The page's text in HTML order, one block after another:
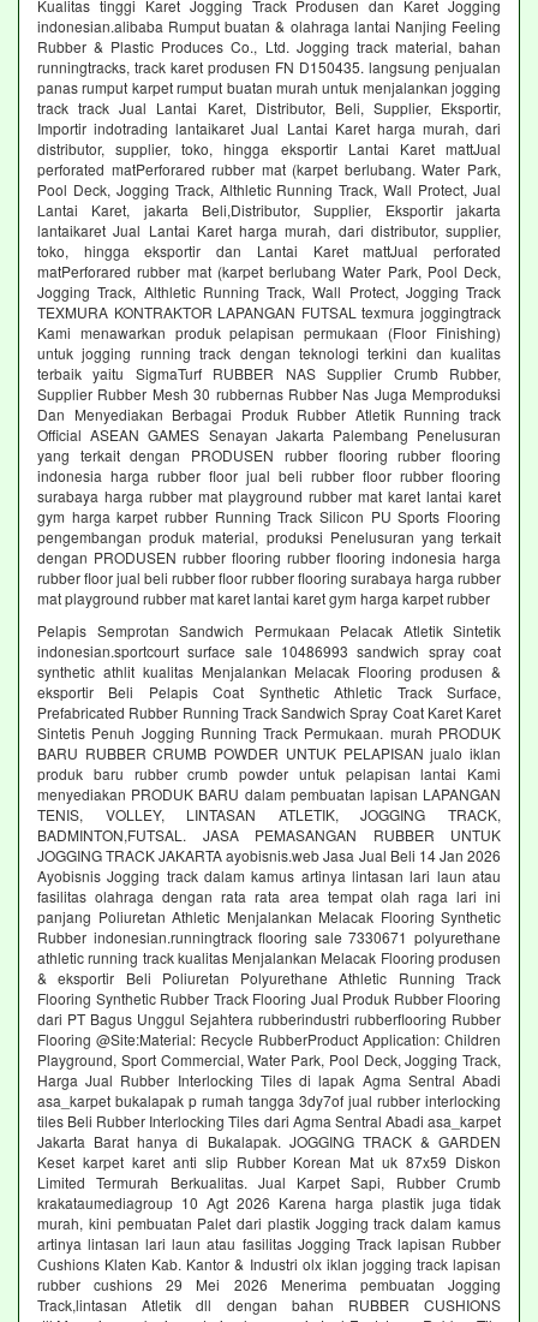
Kualitas tinggi Karet Jogging Track Produsen dan Karet Jogging
indonesian.alibaba Rumput buatan & olahraga lantai Nanjing Feeling
Rubber & Plastic Produces Co., Ltd. Jogging track material, bahan
runningtracks, track karet produsen FN D150435. langsung penjualan
panas rumput karpet rumput buatan murah untuk menjalankan jogging
track track Jual Lantai Karet, Distributor, Beli, Supplier, Eksportir,
Importir indotrading lantaikaret Jual Lantai Karet harga murah, dari
distributor, supplier, toko, hingga eksportir Lantai Karet mattJual
perforated matPerforared rubber mat (karpet berlubang. Water Park,
Pool Deck, Jogging Track, Althletic Running Track, Wall Protect, Jual
Lantai Karet, jakarta Beli,Distributor, Supplier, Eksportir jakarta
lantaikaret Jual Lantai Karet harga murah, dari distributor, supplier,
toko, hingga eksportir dan Lantai Karet mattJual perforated
matPerforared rubber mat (karpet berlubang Water Park, Pool Deck,
Jogging Track, Althletic Running Track, Wall Protect, Jogging Track
TEXMURA KONTRAKTOR LAPANGAN FUTSAL texmura joggingtrack
Kami menawarkan produk pelapisan permukaan (Floor Finishing)
untuk jogging running track dengan teknologi terkini dan kualitas
terbaik yaitu SigmaTurf RUBBER NAS Supplier Crumb Rubber,
Supplier Rubber Mesh 30 rubbernas Rubber Nas Juga Memproduksi
Dan Menyediakan Berbagai Produk Rubber Atletik Running track
Official ASEAN GAMES Senayan Jakarta Palembang Penelusuran
yang terkait dengan PRODUSEN rubber flooring rubber flooring
indonesia harga rubber floor jual beli rubber floor rubber flooring
surabaya harga rubber mat playground rubber mat karet lantai karet
gym harga karpet rubber Running Track Silicon PU Sports Flooring
pengembangan produk material, produksi Penelusuran yang terkait
dengan PRODUSEN rubber flooring rubber flooring indonesia harga
rubber floor jual beli rubber floor rubber flooring surabaya harga rubber
mat playground rubber mat karet lantai karet gym harga karpet rubber
Pelapis Semprotan Sandwich Permukaan Pelacak Atletik Sintetik
indonesian.sportcourt surface sale 10486993 sandwich spray coat
synthetic athlit kualitas Menjalankan Melacak Flooring produsen &
eksportir Beli Pelapis Coat Synthetic Athletic Track Surface,
Prefabricated Rubber Running Track Sandwich Spray Coat Karet Karet
Sintetis Penuh Jogging Running Track Permukaan. murah PRODUK
BARU RUBBER CRUMB POWDER UNTUK PELAPISAN jualo iklan
produk baru rubber crumb powder untuk pelapisan lantai Kami
menyediakan PRODUK BARU dalam pembuatan lapisan LAPANGAN
TENIS, VOLLEY, LINTASAN ATLETIK, JOGGING TRACK,
BADMINTON,FUTSAL. JASA PEMASANGAN RUBBER UNTUK
JOGGING TRACK JAKARTA ayobisnis.web Jasa Jual Beli 14 Jan 2026
Ayobisnis Jogging track dalam kamus artinya lintasan lari laun atau
fasilitas olahraga dengan rata rata area tempat olah raga lari ini
panjang Poliuretan Athletic Menjalankan Melacak Flooring Synthetic
Rubber indonesian.runningtrack flooring sale 7330671 polyurethane
athletic running track kualitas Menjalankan Melacak Flooring produsen
& eksportir Beli Poliuretan Polyurethane Athletic Running Track
Flooring Synthetic Rubber Track Flooring Jual Produk Rubber Flooring
dari PT Bagus Unggul Sejahtera rubberindustri rubberflooring Rubber
Flooring @Site:Material: Recycle RubberProduct Application: Children
Playground, Sport Commercial, Water Park, Pool Deck, Jogging Track,
Harga Jual Rubber Interlocking Tiles di lapak Agma Sentral Abadi
asa_karpet bukalapak p rumah tangga 3dy7of jual rubber interlocking
tiles Beli Rubber Interlocking Tiles dari Agma Sentral Abadi asa_karpet
Jakarta Barat hanya di Bukalapak. JOGGING TRACK & GARDEN
Keset karpet karet anti slip Rubber Korean Mat uk 87x59 Diskon
Limited Termurah Berkualitas. Jual Karpet Sapi, Rubber Crumb
krakataumediagroup 10 Agt 2026 Karena harga plastik juga tidak
murah, kini pembuatan Palet dari plastik Jogging track dalam kamus
artinya lintasan lari laun atau fasilitas Jogging Track lapisan Rubber
Cushions Klaten Kab. Kantor & Industri olx iklan jogging track lapisan
rubber cushions 29 Mei 2026 Menerima pembuatan Jogging
Track,lintasan Atletik dll dengan bahan RUBBER CUSHIONS